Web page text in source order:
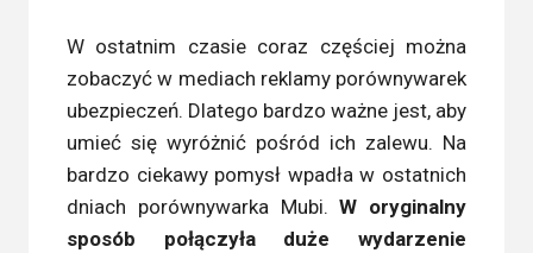
W ostatnim czasie coraz częściej można
zobaczyć w mediach reklamy porównywarek
ubezpieczeń. Dlatego bardzo ważne jest, aby
umieć się wyróżnić pośród ich zalewu. Na
bardzo ciekawy pomysł wpadła w ostatnich
dniach porównywarka Mubi.W oryginalny
sposób połączyła duże wydarzenie